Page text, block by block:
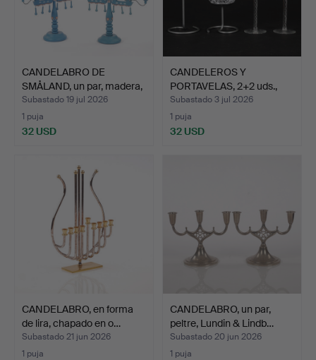
CANDELABRO DE
SMÅLAND, un par, madera,
Bän…
Subastado 19 jul 2026
1 puja
32 USD
CANDELEROS Y
PORTAVELAS, 2+2 uds.,
modelo …
Subastado 3 jul 2026
1 puja
32 USD
CANDELABRO, en forma
de lira, chapado en o…
Subastado 21 jun 2026
1 puja
CANDELABRO, un par,
peltre, Lundin & Lindb…
Subastado 20 jun 2026
1 puja